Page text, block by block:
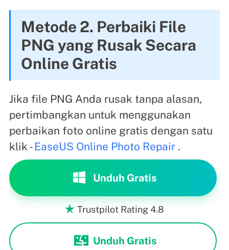
Metode 2. Perbaiki File
PNG yang Rusak Secara
Online Gratis
Jika file PNG Anda rusak tanpa alasan,
pertimbangkan untuk menggunakan
perbaikan foto online gratis dengan satu
klik - EaseUS Online Photo Repair.
Unduh Gratis
 Trustpilot Rating 4.8
Unduh Gratis